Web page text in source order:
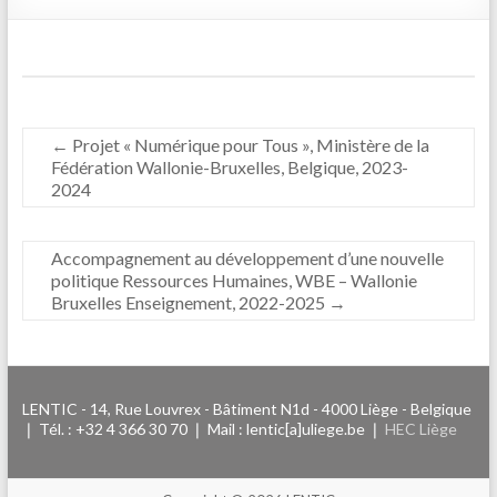
← Projet « Numérique pour Tous », Ministère de la
Fédération Wallonie-Bruxelles, Belgique, 2023-
2024
Accompagnement au développement d’une nouvelle
politique Ressources Humaines, WBE – Wallonie
Bruxelles Enseignement, 2022-2025 →
LENTIC - 14, Rue Louvrex - Bâtiment N1d - 4000 Liège - Belgique
❘ Tél. : +32 4 366 30 70 ❘ Mail : lentic[a]uliege.be ❘ HEC Liège